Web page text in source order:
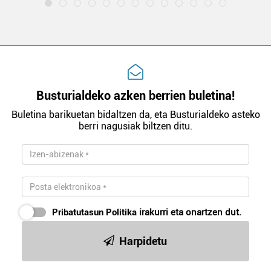
Busturialdeko azken berrien buletina!
Buletina barikuetan bidaltzen da, eta Busturialdeko asteko
berri nagusiak biltzen ditu.
Pribatutasun Politika irakurri eta onartzen dut.
Harpidetu